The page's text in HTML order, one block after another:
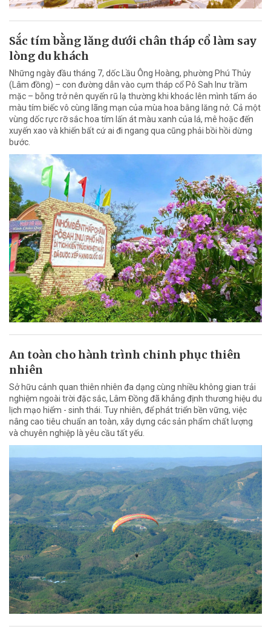
Sắc tím bằng lăng dưới chân tháp cổ làm say
lòng du khách
Những ngày đầu tháng 7, dốc Lầu Ông Hoàng, phường Phú Thủy
(Lâm đồng) – con đường dẫn vào cụm tháp cổ Pô Sah Inư trầm
mặc – bỗng trở nên quyến rũ lạ thường khi khoác lên mình tấm áo
màu tím biếc vô cùng lãng mạn của mùa hoa bằng lăng nở. Cả một
vùng dốc rực rỡ sắc hoa tím lấn át màu xanh của lá, mê hoặc đến
xuyến xao và khiến bất cứ ai đi ngang qua cũng phải bồi hồi dừng
bước.
An toàn cho hành trình chinh phục thiên
nhiên
Sở hữu cảnh quan thiên nhiên đa dạng cùng nhiều không gian trải
nghiệm ngoài trời đặc sắc, Lâm Đồng đã khẳng định thương hiệu du
lịch mạo hiểm - sinh thái. Tuy nhiên, để phát triển bền vững, việc
nâng cao tiêu chuẩn an toàn, xây dựng các sản phẩm chất lượng
và chuyên nghiệp là yêu cầu tất yếu.